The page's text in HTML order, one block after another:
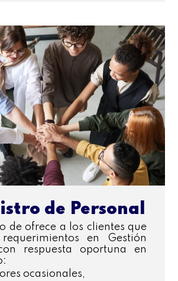
de Personal
de ofrece a los clientes que
en Gestión
respuesta oportuna en
ocasionales,